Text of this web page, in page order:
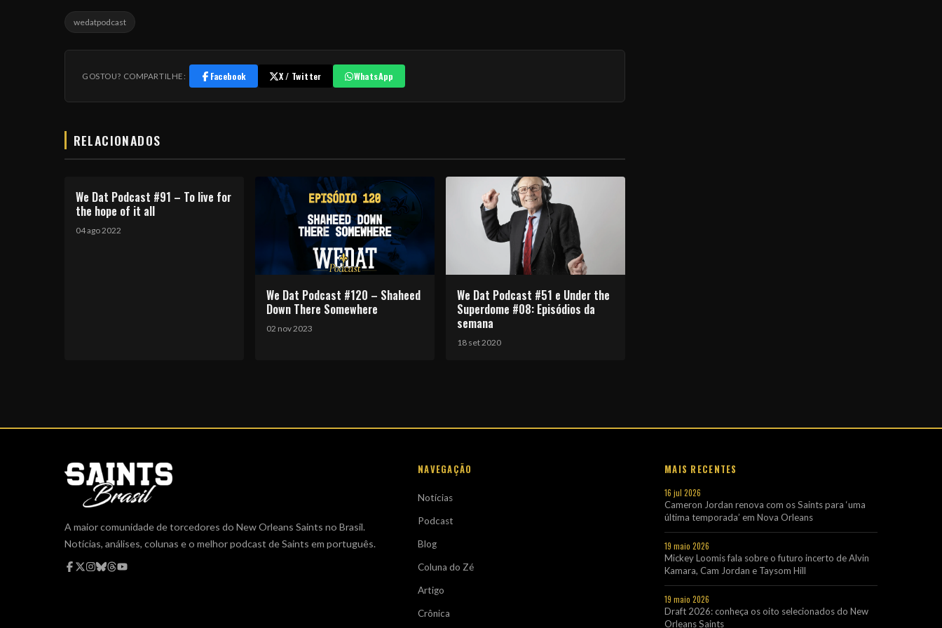
ou
diminuir
wedatpodcast
GOSTOU? COMPARTILHE: Facebook X / Twitter WhatsApp
RELACIONADOS
We Dat Podcast #91 – To live for
the hope of it all
04 ago 2022
We Dat Podcast #120 – Shaheed
Down There Somewhere
02 nov 2023
We Dat Podcast #51 e Under the
Superdome #08: Episódios da
semana
18 set 2020
A maior comunidade de torcedores do New Orleans Saints no Brasil.
Notícias, análises, colunas e o melhor podcast de Saints em português.
NAVEGAÇÃO
Notícias
Podcast
Blog
Coluna do Zé
Artigo
Crônica
MAIS RECENTES
16 jul 2026
Cameron Jordan renova com os Saints para ‘uma
última temporada’ em Nova Orleans
19 maio 2026
Mickey Loomis fala sobre o futuro incerto de Alvin
Kamara, Cam Jordan e Taysom Hill
19 maio 2026
Draft 2026: conheça os oito selecionados do New
Orleans Saints